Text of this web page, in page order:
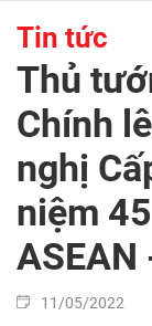
Tin tức
Thủ
Chính
nghị
niệm
ASEAN
11/05/2022